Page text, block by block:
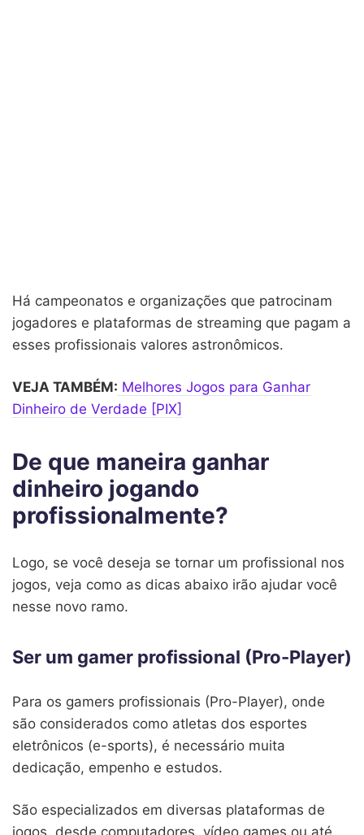
Há campeonatos e organizações que patrocinam
jogadores e plataformas de streaming que pagam a
esses profissionais valores astronômicos.
VEJA TAMBÉM: Melhores Jogos para Ganhar
Dinheiro de Verdade [PIX]
De que maneira ganhar
dinheiro jogando
profissionalmente?
Logo, se você deseja se tornar um profissional nos
jogos, veja como as dicas abaixo irão ajudar você
nesse novo ramo.
Ser um gamer profissional (Pro-Player)
Para os gamers profissionais (Pro-Player), onde
são considerados como atletas dos esportes
eletrônicos (e-sports), é necessário muita
dedicação, empenho e estudos.
São especializados em diversas plataformas de
jogos, desde computadores, vídeo games ou até